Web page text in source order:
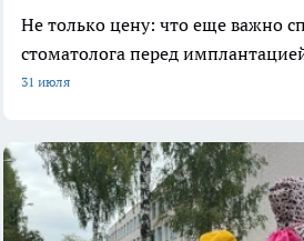
Не только цену: что еще важно
стоматолога перед
31 июля